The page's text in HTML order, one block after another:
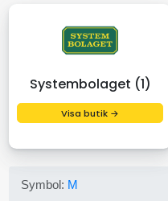
Systembolaget (1)
Visa butik →
Symbol: M